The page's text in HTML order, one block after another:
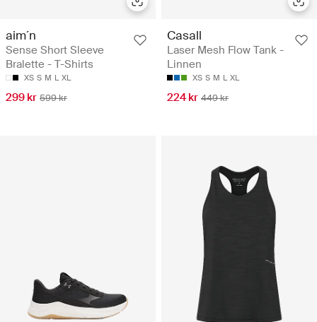
aim´n
Sense Short Sleeve
Bralette - T-Shirts
XS S M L XL
299 kr 599 kr
Casall
Laser Mesh Flow Tank -
Linnen
XS S M L XL
224 kr 449 kr